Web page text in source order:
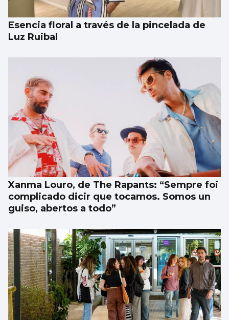
Esencia floral a través de la pincelada de
Luz Ruibal
Xanma Louro, de The Rapants: “Sempre foi
complicado dicir que tocamos. Somos un
guiso, abertos a todo”